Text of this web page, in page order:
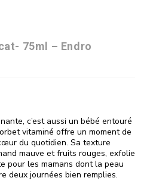
75ml – Endro
c’est aussi un bébé entouré
vitaminé offre un moment de
du quotidien. Sa texture
mauve et fruits rouges, exfolie
pour les mamans dont la peau
deux journées bien remplies.